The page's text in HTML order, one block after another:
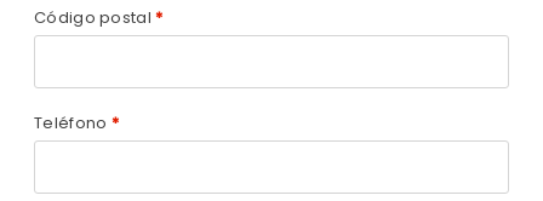
Código postal *
Teléfono *